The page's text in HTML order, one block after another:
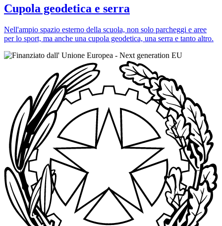
Cupola geodetica e serra
Nell'ampio spazio esterno della scuola, non solo parcheggi e aree
per lo sport, ma anche una cupola geodetica, una serra e tanto altro.